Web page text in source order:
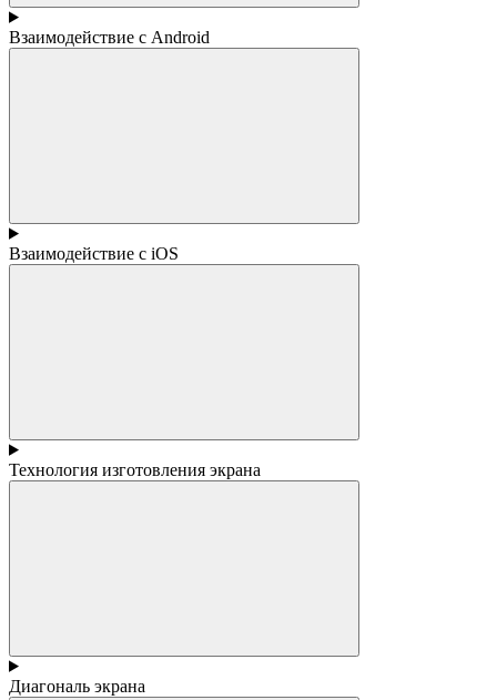
Взаимодействие с Android
Взаимодействие с iOS
Технология изготовления экрана
Диагональ экрана